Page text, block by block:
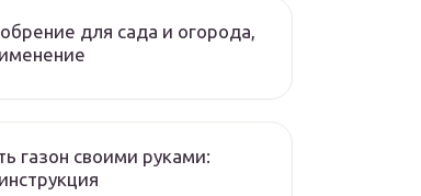
для сада и огорода,
газон своими руками: